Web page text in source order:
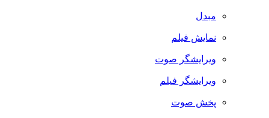
مبدل
نمایش فیلم
ویرایشگر صوت
ویرایشگر فیلم
پخش صوت